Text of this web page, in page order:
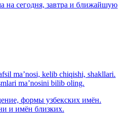
на сегодня, завтра и ближайшую
ma’nosi, kelib chiqishi, shakllari.
ma’nosini bilib oling.
формы узбекских имён.
и имён близких.